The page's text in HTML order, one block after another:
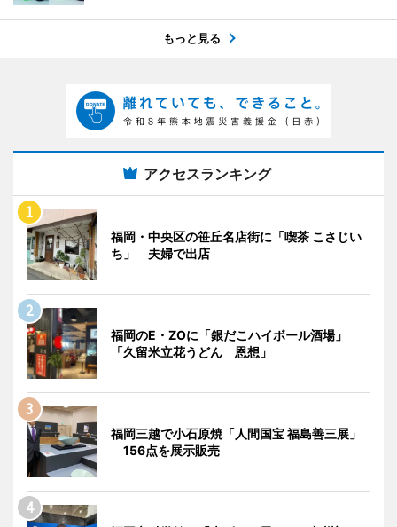
もっと見る
アクセスランキング
福岡・中央区の笹丘名店街に「喫茶 こさじい
ち」 夫婦で出店
福岡のE・ZOに「銀だこハイボール酒場」
「久留米立花うどん 恩想」
福岡三越で小石原焼「人間国宝 福島善三展」
156点を展示販売